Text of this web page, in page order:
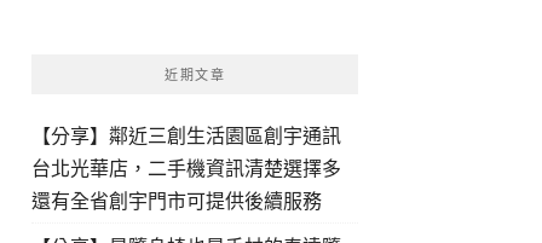
近期文章
【分享】鄰近三創生活園區創宇通訊
台北光華店，二手機資訊清楚選擇多
還有全省創宇門市可提供後續服務